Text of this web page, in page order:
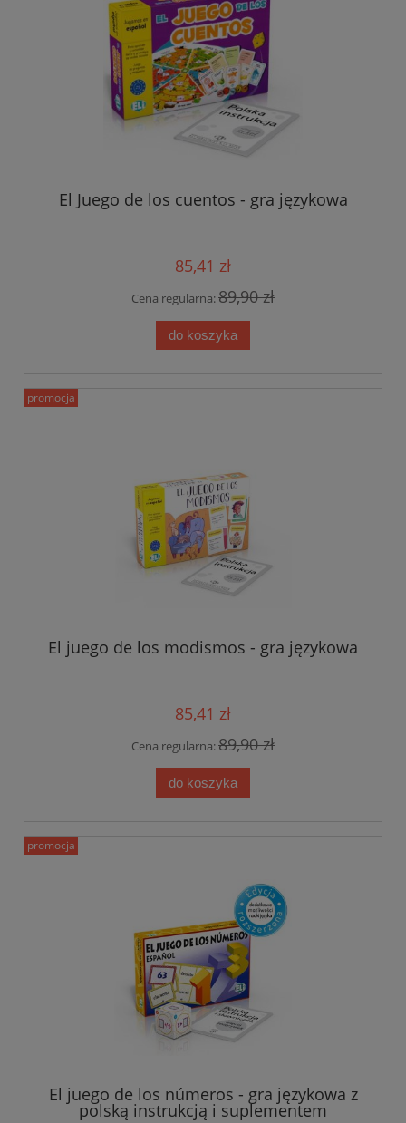
El Juego de los cuentos - gra językowa
85,41 zł
Cena regularna:89,90 zł
do koszyka
El juego de los modismos - gra językowa
85,41 zł
Cena regularna:89,90 zł
do koszyka
promocja
El juego de los números - gra językowa z
polską instrukcją i suplementem
promocja